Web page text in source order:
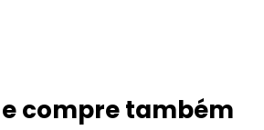
compre também